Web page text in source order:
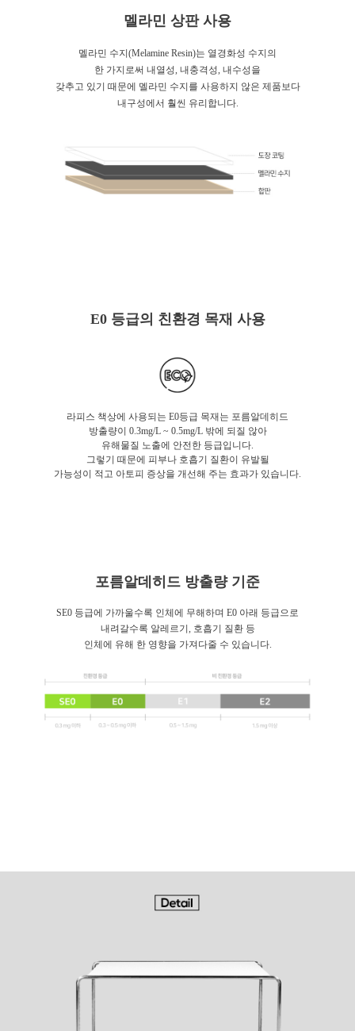
멜라민 상판 사용
멜라민 수지(Melamine Resin)는 열경화성 수지의
한 가지로써 내열성, 내충격성, 내수성을
갖추고 있기 때문에 멜라민 수지를 사용하지 않은 제품보다
내구성에서 훨씬 유리합니다.
E0 등급의 친환경 목재 사용
라피스 책상에 사용되는 E0등급 목재는 포름알데히드
방출량이 0.3mg/L ~ 0.5mg/L 밖에 되질 않아
유해물질 노출에 안전한 등급입니다.
그렇기 때문에 피부나 호흡기 질환이 유발될
가능성이 적고 아토피 증상을 개선해 주는 효과가 있습니다.
포름알데히드 방출량 기준
SE0 등급에 가까울수록 인체에 무해하며 E0 아래 등급으로
내려갈수록 알레르기, 호흡기 질환 등
인체에 유해 한 영향을 가져다줄 수 있습니다.